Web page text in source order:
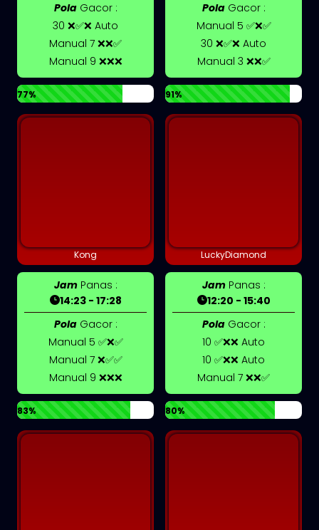
PolaGacor :
30 ❌✅❌ Auto
Manual 7 ❌❌✅
Manual 9 ❌❌❌
77%
PolaGacor :
Manual 5 ✅❌✅
30 ❌✅❌ Auto
Manual 3 ❌❌✅
91%
Kong
JamPanas :
14:23 - 17:28
PolaGacor :
Manual 5 ✅❌✅
Manual 7 ❌✅✅
Manual 9 ❌❌❌
83%
LuckyDiamond
JamPanas :
12:20 - 15:40
PolaGacor :
10 ✅❌❌ Auto
10 ✅❌❌ Auto
Manual 7 ❌❌✅
80%